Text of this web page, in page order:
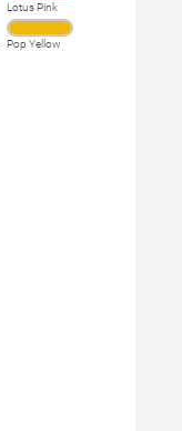
Lotus Pink
Pop Yellow